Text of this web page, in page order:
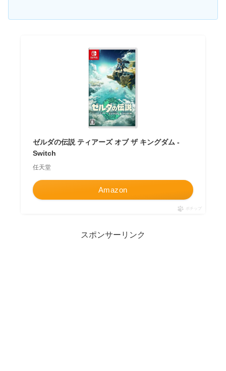
ゼルダの伝説 ティアーズ オブ ザ キングダム -
Switch
任天堂
Amazon
ポチップ
スポンサーリンク